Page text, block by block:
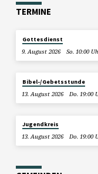
TERMINE
Gottesdienst
9. August 2026
So. 10:00
Bibel-/Gebetsstunde
13. August 2026
Do. 19:00
Jugendkreis
13. August 2026
Do. 19:00